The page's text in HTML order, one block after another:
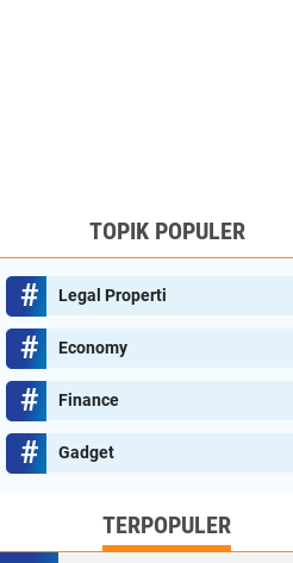
TOPIK POPULER
Legal Properti
Economy
Finance
Gadget
TERPOPULER